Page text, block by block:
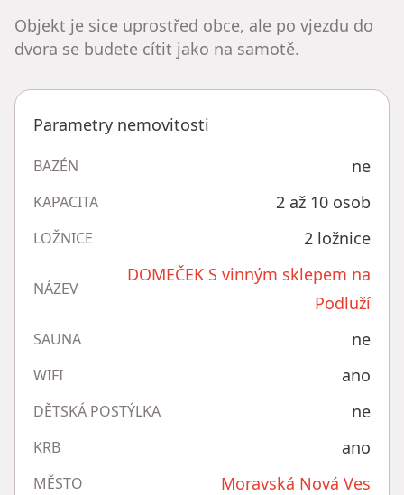
Objekt je sice uprostřed obce, ale po vjezdu do
dvora se budete cítit jako na samotě.
Parametry nemovitosti
BAZÉN ne
KAPACITA 2 až 10 osob
LOŽNICE 2 ložnice
NÁZEV
DOMEČEK S vinným sklepem na
Podluží
SAUNA ne
WIFI ano
DĚTSKÁ POSTÝLKA ne
KRB ano
MĚSTO Moravská Nová Ves